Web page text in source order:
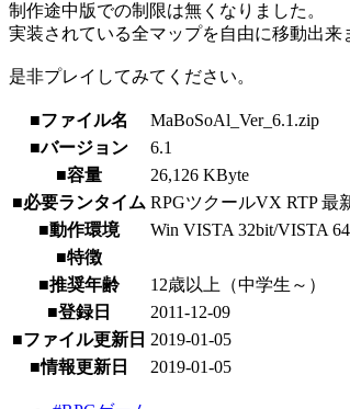
制作途中版での制限は無くなりました。
実装されている全マップを自由に移動出来
是非プレイしてみてください。
■ファイル名
MaBoSoAl_Ver_6.1.zip
■バージョン
6.1
■容量
26,126 KByte
■必要ランタイム RPGツクールVX RTP 最
■動作環境
Win VISTA 32bit/VISTA
■特徴
■推奨年齢
12歳以上（中学生～）
■登録日
2011-12-09
■ファイル更新日 2019-01-05
■情報更新日
2019-01-05